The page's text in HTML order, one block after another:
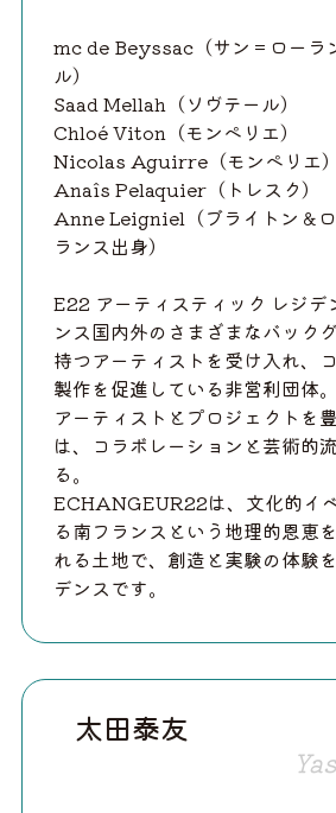
mc de Beyssac（サン＝ローラ
ル）
Saad Mellah（ソヴテール）
Chloé Viton（モンペリエ）
Nicolas Aguirre（モンペリエ）
Anaîs Pelaquier（トレスク）
Anne Leigniel（ブライトン＆
ランス出身）
E22 アーティスティック レジデ
ンス国内外のさまざまなバック
持つアーティストを受け入れ、
製作を促進している非営利団体。
アーティストとプロジェクトを
は、コラボレーションと芸術的
る。
ECHANGEUR22は、文化的イ
る南フランスという地理的恩恵
れる土地で、創造と実験の体験
デンスです。
太田泰友